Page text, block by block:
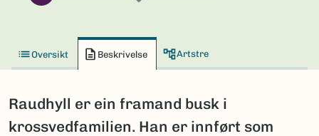
Oversikt Beskrivelse Artstre
Raudhyll er ein framand busk i
krossvedfamilien. Han er innført som